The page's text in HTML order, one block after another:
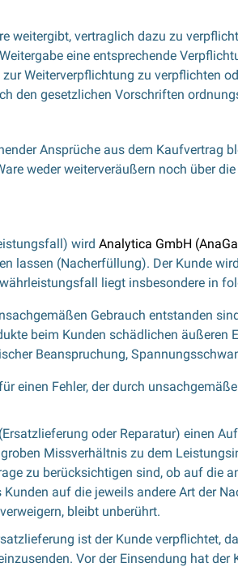
weitergibt, vertraglich dazu zu
eine entsprechende
Weiterverpflichtung zu verpflichten
den gesetzlichen Vorschriften
Ansprüche aus dem Kaufvertrag
weder weiterveräußern noch über
wird Analytica GmbH
lassen (Nacherfüllung). Der Kunde
liegt insbesondere in
Gebrauch entstanden
beim Kunden schädlichen
Beanspruchung,
einen Fehler, der durch
oder Reparatur) einen
Missverhältnis zu dem
zu berücksichtigen sind, ob auf die
auf die jeweils andere Art der
bleibt unberührt.
ist der Kunde verpflichtet,
Vor der Einsendung hat